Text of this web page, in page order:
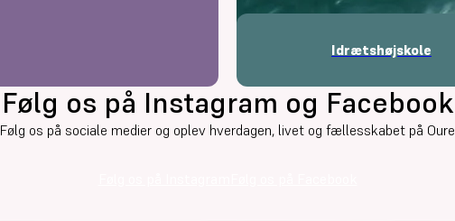
Idrætshøjskole
Følg os på Instagram og Facebook
Følg os på sociale medier og oplev hverdagen, livet og fællesskabet på Oure